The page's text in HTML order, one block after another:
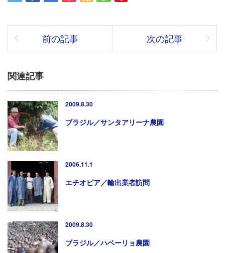
前の記事 次の記事
関連記事
2009.8.30
ブラジル／サンタアリーナ農園
2006.11.1
エチオピア／輸出業者訪問
2009.8.30
ブラジル／ハベーリョ農園